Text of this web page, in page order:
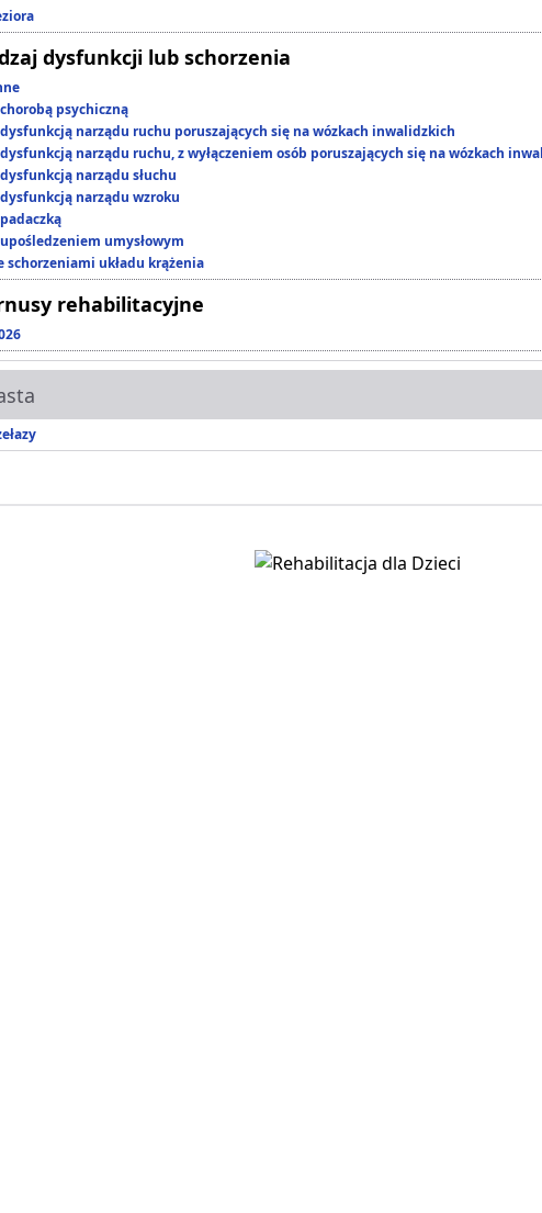
dysfunkcji lub schorzenia
psychiczną
narządu ruchu poruszających się na wózkach inwalidzkich
narządu ruchu, z wyłączeniem osób poruszających się na wózkach
narządu słuchu
narządu wzroku
umysłowym
schorzeniami układu krążenia
rehabilitacyjne